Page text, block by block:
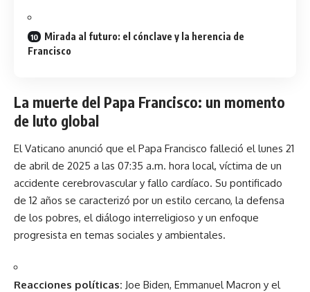
Mirada al futuro: el cónclave y la herencia de
Francisco
La muerte del Papa Francisco: un momento
de luto global
El Vaticano anunció que el Papa Francisco falleció el lunes 21
de abril de 2025 a las 07:35 a.m. hora local, víctima de un
accidente cerebrovascular y fallo cardíaco. Su pontificado
de 12 años se caracterizó por un estilo cercano, la defensa
de los pobres, el diálogo interreligioso y un enfoque
progresista en temas sociales y ambientales.
Reacciones políticas: Joe Biden, Emmanuel Macron y el